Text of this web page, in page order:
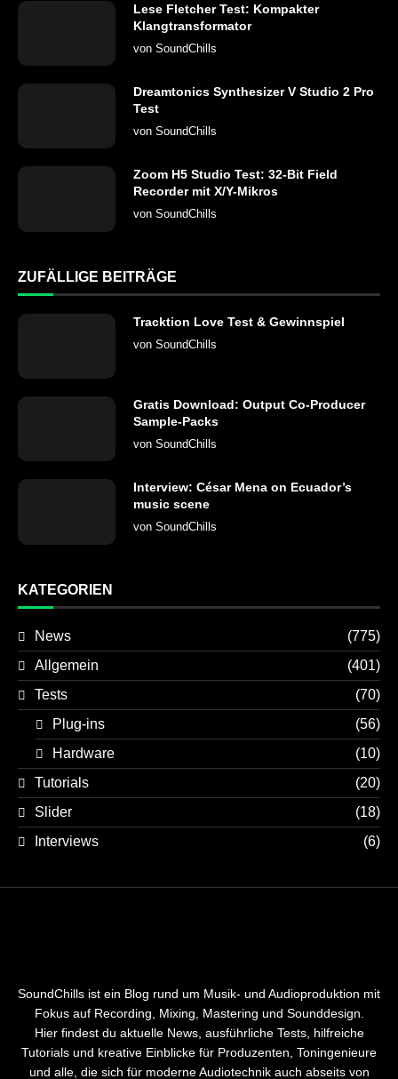
Lese Fletcher Test: Kompakter
Klangtransformator
von SoundChills
Dreamtonics Synthesizer V Studio 2 Pro
Test
von SoundChills
Zoom H5 Studio Test: 32-Bit Field
Recorder mit X/Y-Mikros
von SoundChills
ZUFÄLLIGE BEITRÄGE
Tracktion Love Test & Gewinnspiel
von SoundChills
Gratis Download: Output Co-Producer
Sample-Packs
von SoundChills
Interview: César Mena on Ecuador’s
music scene
von SoundChills
KATEGORIEN
News
(775)
Allgemein
(401)
Tests
(70)
Plug-ins
(56)
Hardware
(10)
Tutorials
(20)
Slider
(18)
Interviews
(6)
SoundChills ist ein Blog rund um Musik- und Audioproduktion mit
Fokus auf Recording, Mixing, Mastering und Sounddesign.
Hier findest du aktuelle News, ausführliche Tests, hilfreiche
Tutorials und kreative Einblicke für Produzenten, Toningenieure
und alle, die sich für moderne Audiotechnik auch abseits von